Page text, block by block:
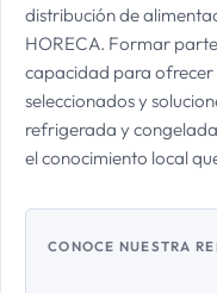
distribución de
HORECA. Formar
capacidad para
seleccionados y
refrigerada y
el conocimiento local
CONOCE NUESTRA